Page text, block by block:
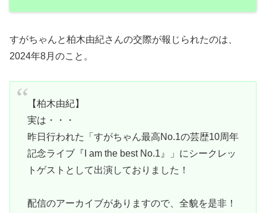
すがちゃんと柏木由紀さんの交際が報じられたのは、
2024年8月のこと。
【柏木由紀】
実は・・・
昨日行われた「すがちゃん最高No.1の芸歴10周年
記念ライブ『I am the best No.1』」にシークレッ
トゲストとして出演しておりました！
配信のアーカイブがありますので、全貌を是非！